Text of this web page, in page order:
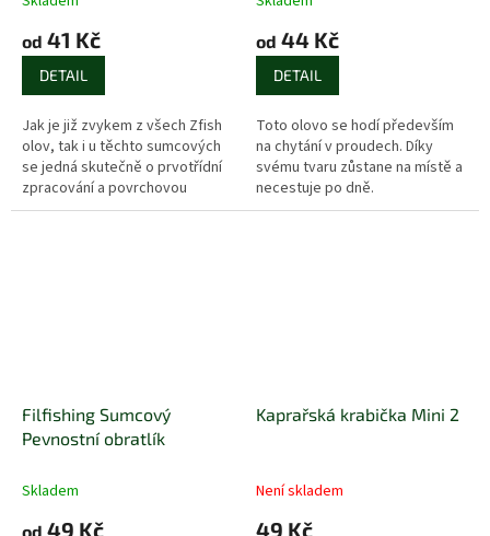
od 41 Kč
DETAIL
Jak je již zvykem z všech Zfish
olov, tak i u těchto sumcových
se jedná skutečně o prvotřídní
zpracování a povrchovou
úpravu.
od 44 Kč
DETAIL
Toto olovo se hodí především
na chytání v proudech. Díky
svému tvaru zůstane na místě a
necestuje po dně.
Filfishing Sumcový
Pevnostní obratlík
Skladem
od 49 Kč
Kaprařská krabička Mini 2
Není skladem
49 Kč